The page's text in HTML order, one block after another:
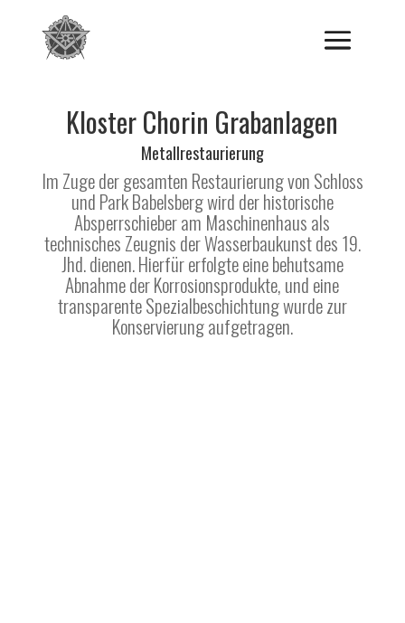
Kloster Chorin Grabanlagen
Metallrestaurierung
Im Zuge der gesamten Restaurierung von Schloss
und Park Babelsberg wird der historische
Absperrschieber am Maschinenhaus als
technisches Zeugnis der Wasserbaukunst des 19.
Jhd. dienen. Hierfür erfolgte eine behutsame
Abnahme der Korrosionsprodukte, und eine
transparente Spezialbeschichtung wurde zur
Konservierung aufgetragen.